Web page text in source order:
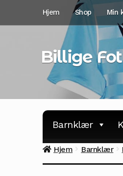
navigasjon
innhold
Hjem Shop Min
Billige
Barnklær
Hjem Barnklær